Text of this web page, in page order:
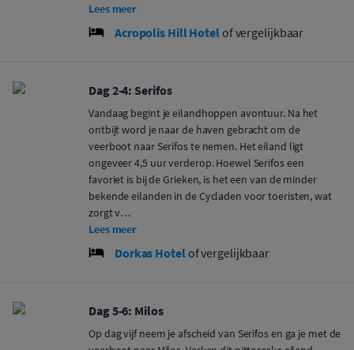
Lees meer
Acropolis Hill Hotelof vergelijkbaar
Dag 2-4: Serifos
Vandaag begint je eilandhoppen avontuur. Na het
ontbijt word je naar de haven gebracht om de
veerboot naar Serifos te nemen. Het eiland ligt
ongeveer 4,5 uur verderop. Hoewel Serifos een
favoriet is bij de Grieken, is het een van de minder
bekende eilanden in de Cycladen voor toeristen, wat
zorgt v…
Lees meer
Dorkas Hotelof vergelijkbaar
Dag 5-6: Milos
Op dag vijf neem je afscheid van Serifos en ga je met de